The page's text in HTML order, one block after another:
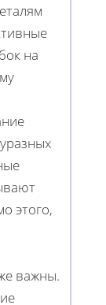
на
этого,
важны.